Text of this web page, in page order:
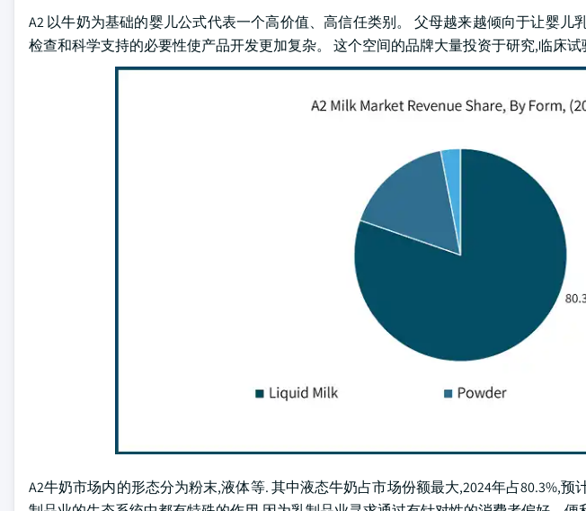
A2 以牛奶为基础的婴儿公式代表一个高价值、高信任类别。 父母越来越倾向于让婴儿
检查和科学支持的必要性使产品开发更加复杂。 这个空间的品牌大量投资于研究,临床
A2牛奶市场内的形态分为粉末,液体等. 其中液态牛奶占市场份额最大,2024年占80.3%,预